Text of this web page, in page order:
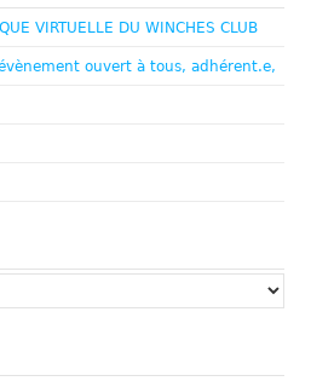
VIRTUELLE DU WINCHES CLUB
ouvert à tous, adhérent.e,